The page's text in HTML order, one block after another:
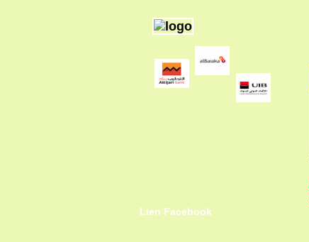
Lien Facebook